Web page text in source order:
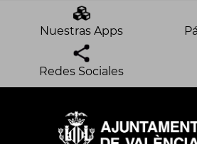
Nuestras Apps
Redes Sociales